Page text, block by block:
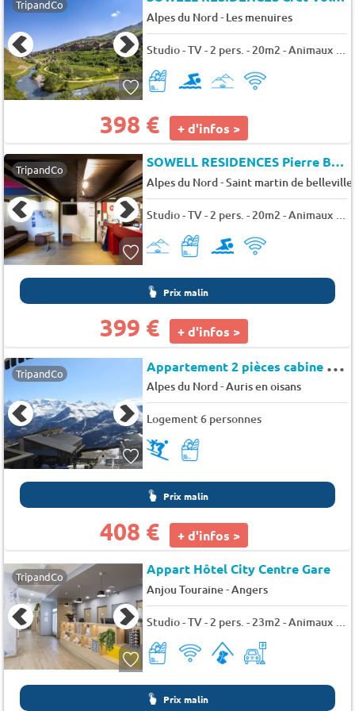
TripandCo
Alpes du Nord- Les menuires
398 € + d'infos >
TripandCo SOWELL RESIDENCES Pierre Blanche
Alpes du Nord-Saint martin de belleville
Studio - TV - 2 pers. - 20m2 - Animaux admis
Prix malin
399 € + d'infos >
TripandCo A
ppartement 2 pièces cabine 6 couchages au pied des pistes - Auris en Oisans - Martagons a
Alpes du Nord-Auris en oisans
Logement 6 personnes
Prix malin
408 € + d'infos >
TripandCo Appart Hôtel City Centre Gare
Anjou Touraine-Angers
Studio - TV - 2 pers. - 23m2 - Animaux admis
Prix malin